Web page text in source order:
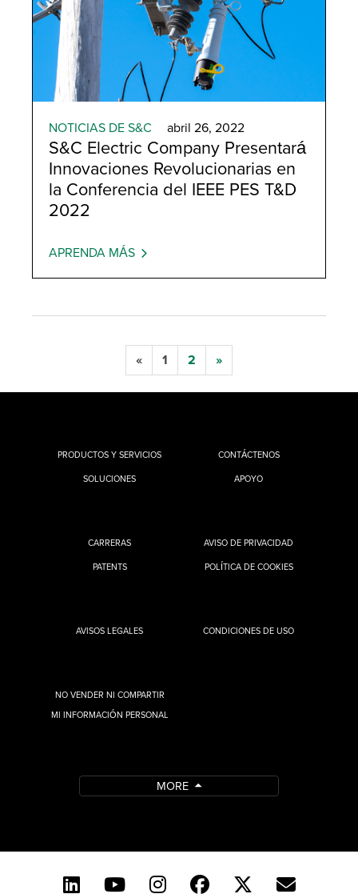
NOTICIAS DE S&C abril 26, 2022
S&C Electric Company Presentará
Innovaciones Revolucionarias en
la Conferencia del IEEE PES T&D
2022
APRENDA MÁS
« 1 2 »
PRODUCTOS Y SERVICIOS
SOLUCIONES
CONTÁCTENOS
APOYO
CARRERAS
PATENTS
AVISO DE PRIVACIDAD
POLÍTICA DE COOKIES
AVISOS LEGALES CONDICIONES DE USO
NO VENDER NI COMPARTIR
MI INFORMACIÓN PERSONAL
MORE